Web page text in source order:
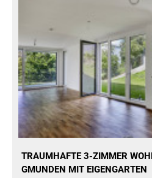
TRAUMHAFTE 3-ZIMMER
GMUNDEN MIT EIGENGARTEN